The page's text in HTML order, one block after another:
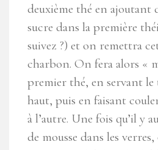
deuxième thé en ajoutant
sucre dans la première
suivez ?) et on remettra
charbon. On fera alors «
premier thé, en servant le
haut, puis en faisant
à l’autre. Une fois qu’il y
de mousse dans les